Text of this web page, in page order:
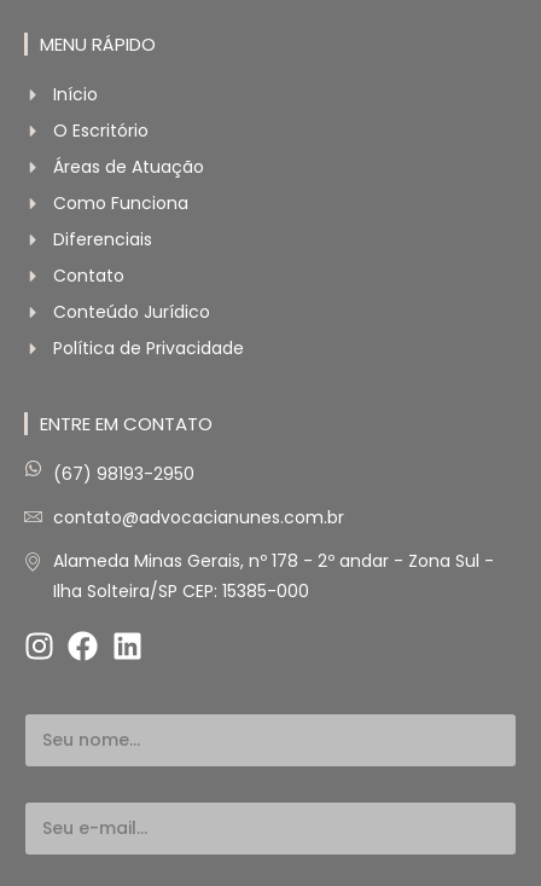
MENU RÁPIDO
Início
O Escritório
Áreas de Atuação
Como Funciona
Diferenciais
Contato
Conteúdo Jurídico
Política de Privacidade
ENTRE EM CONTATO
(67) 98193-2950
contato@advocacianunes.com.br
Alameda Minas Gerais, nº 178 - 2º andar - Zona Sul -
Ilha Solteira/SP CEP: 15385-000